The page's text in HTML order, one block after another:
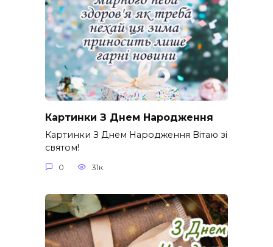
Картинки З Днем Народження
Картинки З Днем Народження Вітаю зі
святом!
0 31к.